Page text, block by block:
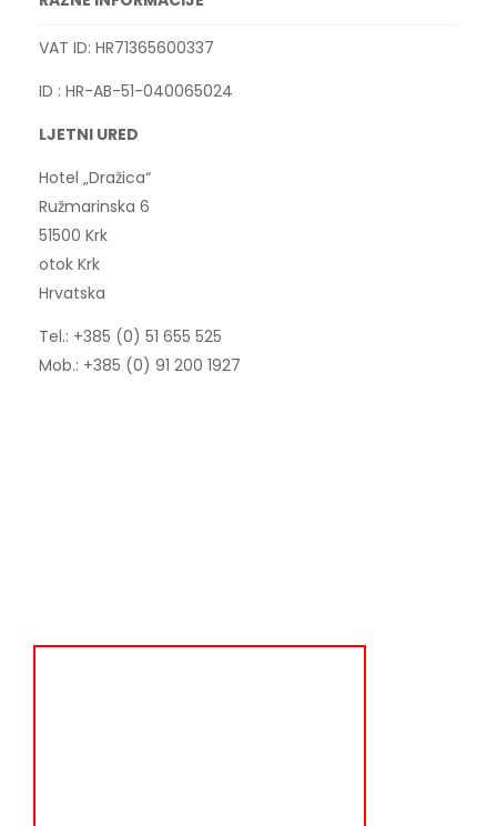
VAT ID: HR71365600337
ID : HR-AB-51-040065024
LJETNI URED
Hotel „Dražica“
Ružmarinska 6
51500 Krk
otok Krk
Hrvatska
Tel.: +385 (0) 51 655 525
Mob.: +385 (0) 91 200 1927